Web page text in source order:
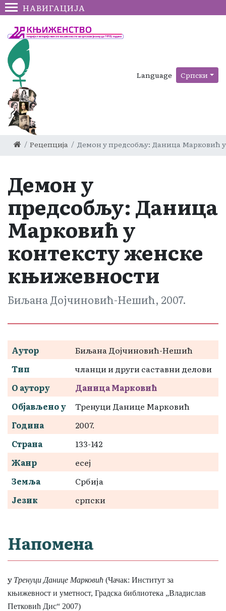
НАВИГАЦИЈА
Language Српски
Рецепција Демон у предсобљу: Даница Марковић
Демон у
предсобљу: Даница
Марковић у
контексту женске
књижевности
Биљана Дојчиновић-Нешић, 2007.
Аутор
Биљана Дојчиновић-Нешић
Тип
чланци и други саставни делови
О аутору
Даница Марковић
Објављено у
Тренуци Данице Марковић
Година
2007.
Страна
133-142
Жанр
есеј
Земља
Србија
Језик
српски
Напомена
у Тренуци Данице Марковић (Чачак: Институт за
књижевност и уметност, Градска библиотека „Владислав
Петковић Дис“ 2007)